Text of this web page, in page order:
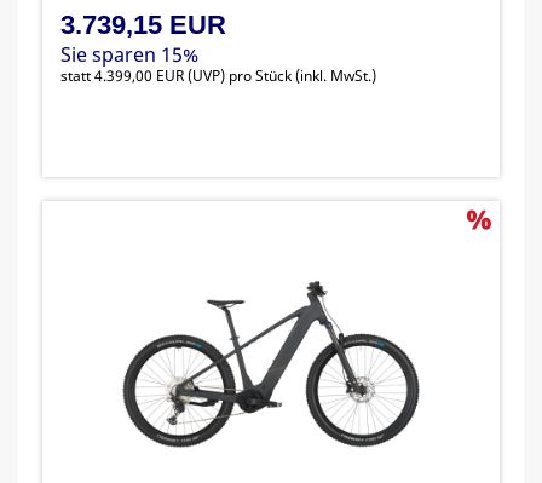
3.739,15 EUR
Sie sparen 15%
statt4.399,00 EUR(UVP) pro Stück (inkl. MwSt.)